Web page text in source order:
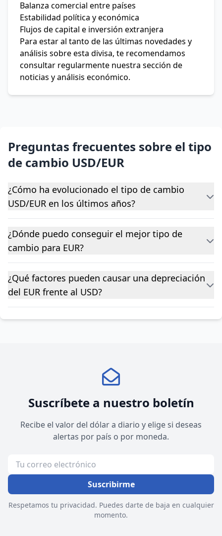
Balanza comercial entre países
Estabilidad política y económica
Flujos de capital e inversión extranjera
Para estar al tanto de las últimas novedades y
análisis sobre esta divisa, te recomendamos
consultar regularmente nuestra sección de
noticias y análisis económico.
Preguntas frecuentes sobre el tipo
de cambio USD/EUR
¿Cómo ha evolucionado el tipo de cambio
USD/EUR en los últimos años?
¿Dónde puedo conseguir el mejor tipo de
cambio para EUR?
¿Qué factores pueden causar una depreciación
del EUR frente al USD?
Suscríbete a nuestro boletín
Recibe el valor del dólar a diario y elige si deseas
alertas por país o por moneda.
Suscribirme
Respetamos tu privacidad. Puedes darte de baja en cualquier
momento.